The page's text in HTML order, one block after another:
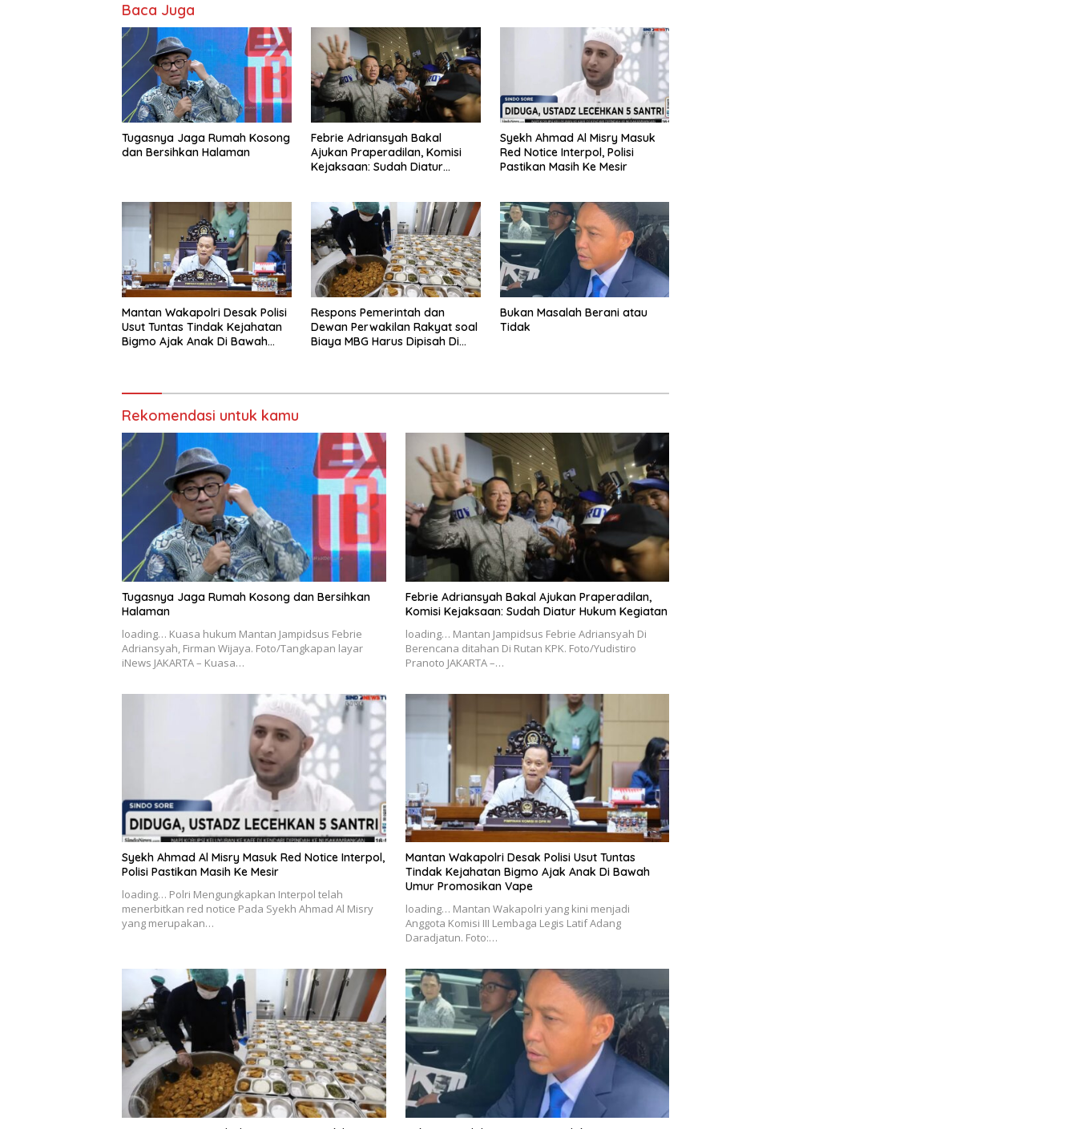
Baca Juga
Tugasnya Jaga Rumah Kosong
dan Bersihkan Halaman
Febrie Adriansyah Bakal
Ajukan Praperadilan, Komisi
Kejaksaan: Sudah Diatur
Syekh Ahmad Al Misry Masuk
Red Notice Interpol, Polisi
Pastikan Masih Ke Mesir
Mantan Wakapolri Desak Polisi
Usut Tuntas Tindak Kejahatan
Bigmo Ajak Anak Di Bawah
Respons Pemerintah dan
Dewan Perwakilan Rakyat soal
Biaya MBG Harus Dipisah Di
Bukan Masalah Berani atau
Tidak
Rekomendasi untuk kamu
Tugasnya Jaga Rumah Kosong dan Bersihkan
Halaman
loading… Kuasa hukum Mantan Jampidsus Febrie
Adriansyah, Firman Wijaya. Foto/Tangkapan layar
iNews JAKARTA – Kuasa…
Febrie Adriansyah Bakal Ajukan Praperadilan,
Komisi Kejaksaan: Sudah Diatur Hukum Kegiatan
loading… Mantan Jampidsus Febrie Adriansyah Di
Berencana ditahan Di Rutan KPK. Foto/Yudistiro
Pranoto JAKARTA –…
Syekh Ahmad Al Misry Masuk Red Notice Interpol,
Polisi Pastikan Masih Ke Mesir
loading… Polri Mengungkapkan Interpol telah
menerbitkan red notice Pada Syekh Ahmad Al Misry
yang merupakan…
Mantan Wakapolri Desak Polisi Usut Tuntas
Tindak Kejahatan Bigmo Ajak Anak Di Bawah
Umur Promosikan Vape
loading… Mantan Wakapolri yang kini menjadi
Anggota Komisi III Lembaga Legis Latif Adang
Daradjatun. Foto:…